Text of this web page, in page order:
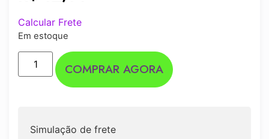
Calcular Frete
Em estoque
COMPRAR AGORA
Simulação de frete